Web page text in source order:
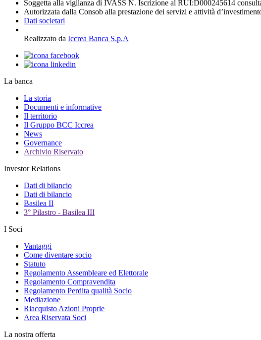
Soggetta alla vigilanza di IVASS N. Iscrizione al RUI:D000245614
Autorizzata dalla Consob alla prestazione dei servizi e attività
Dati societari
Realizzato da Iccrea Banca S.p.A
La banca
La storia
Documenti e informative
Il territorio
Il Gruppo BCC Iccrea
News
Governance
Archivio Riservato
Investor Relations
Dati di bilancio
Dati di bilancio
Basilea II
3° Pilastro - Basilea III
I Soci
Vantaggi
Come diventare socio
Statuto
Regolamento Assembleare ed Elettorale
Regolamento Compravendita
Regolamento Perdita qualità Socio
Mediazione
Riacquisto Azioni Proprie
Area Riservata Soci
La nostra offerta